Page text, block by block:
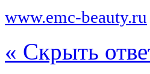
www.emc-beauty.ru
« Скрыть